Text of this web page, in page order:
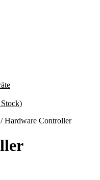
/Hardware Controller